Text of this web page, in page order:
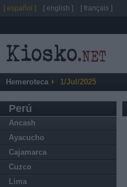
Hemeroteca 1/Jul/2025
Perú
Ancash
Ayacucho
Cajamarca
Cuzco
Lima
[ español ] [ english ] [ français ]